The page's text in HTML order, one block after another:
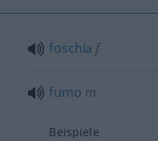
foschia f
fumo m
Beispiele